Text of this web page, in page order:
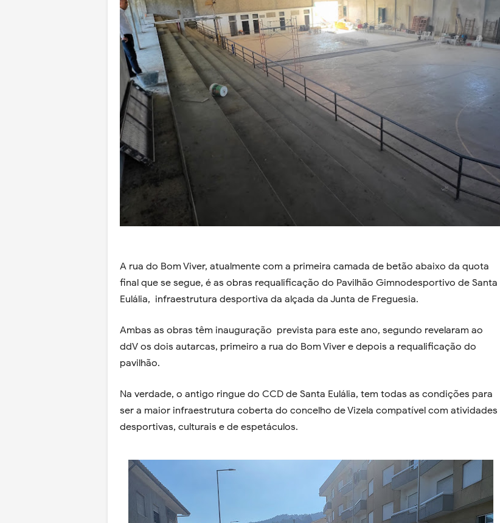
A rua do Bom Viver, atualmente com a primeira camada de betão abaixo da quota
final que se segue, é as obras requalificação do Pavilhão Gimnodesportivo de Santa
Eulália, infraestrutura desportiva da alçada da Junta de Freguesia.
Ambas as obras têm inauguração prevista para este ano, segundo revelaram ao
ddV os dois autarcas, primeiro a rua do Bom Viver e depois a requalificação do
pavilhão.
Na verdade, o antigo ringue do CCD de Santa Eulália, tem todas as condições para
ser a maior infraestrutura coberta do concelho de Vizela compatível com atividades
desportivas, culturais e de espetáculos.